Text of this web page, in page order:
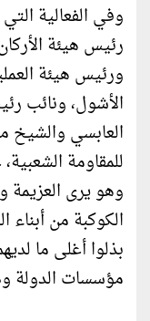
وفي الفعالية
رئيس هيئة
ورئيس هيئة
الأشول، ونائب
العابسي والشيخ
للمقاومة
وهو يرى العزيمة
الكوكبة من
بذلوا أغلى ما
مؤسسات الدولة